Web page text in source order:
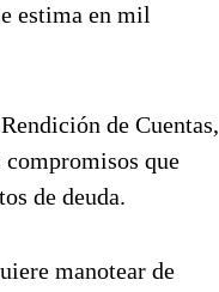
estima en mil
de Cuentas,
que
de deuda.
manotear de